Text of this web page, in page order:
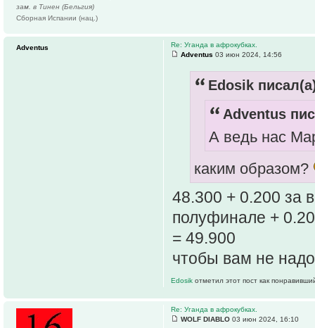
зам. в Тинен (Бельгия)
Сборная Испании (нац.)
Re: Уганда в афрокубках.
Adventus 03 июн 2024, 14:56
Edosik
Adventus
А ведь нас
каким образом?
48.300 + 0.200 за
полуфинале +
= 49.900
чтобы вам не
Edosik отметил этот пост как
Adventus
Re: Уганда в афрокубках.
WOLF DIABLO 03 июн 2024, 16:10